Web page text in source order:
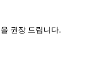
장 드립니다.